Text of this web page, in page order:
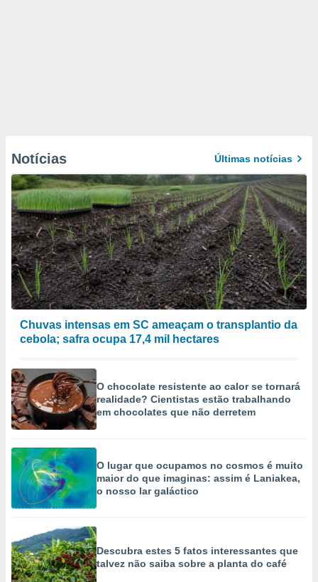
Notícias Últimas notícias
Chuvas intensas em SC ameaçam o transplantio da
cebola; safra ocupa 17,4 mil hectares
O chocolate resistente ao calor se tornará
realidade? Cientistas estão trabalhando
em chocolates que não derretem
O lugar que ocupamos no cosmos é muito
maior do que imaginas: assim é Laniakea,
o nosso lar galáctico
Descubra estes 5 fatos interessantes que
talvez não saiba sobre a planta do café